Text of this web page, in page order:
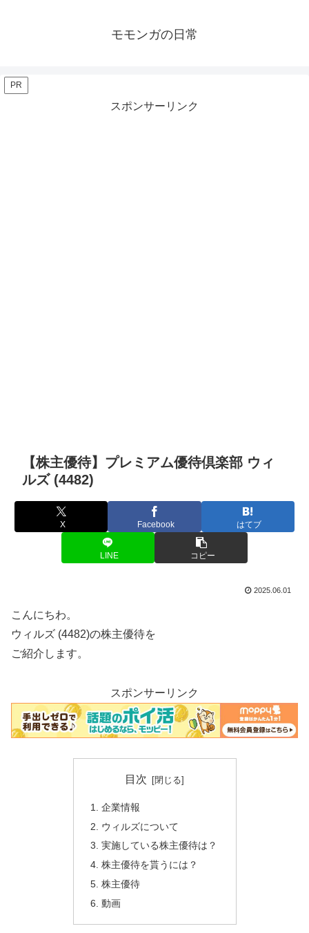
モモンガの日常
PR
スポンサーリンク
【株主優待】プレミアム優待倶楽部 ウィ
ルズ (4482)
X Facebook はてブ
LINE コピー
2025.06.01
こんにちわ。
ウィルズ (4482)の株主優待を
ご紹介します。
スポンサーリンク
目次
企業情報
ウィルズについて
実施している株主優待は？
株主優待を貰うには？
株主優待
動画